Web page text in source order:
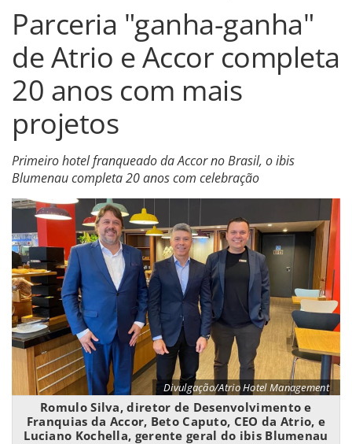
Parceria "ganha-ganha"
de Atrio e Accor completa
20 anos com mais
projetos
Primeiro hotel franqueado da Accor no Brasil, o ibis
Blumenau completa 20 anos com celebração
Divulgação/Atrio Hotel Management
Romulo Silva, diretor de Desenvolvimento e
Franquias da Accor, Beto Caputo, CEO da Atrio, e
Luciano Kochella, gerente geral do ibis Blumenau